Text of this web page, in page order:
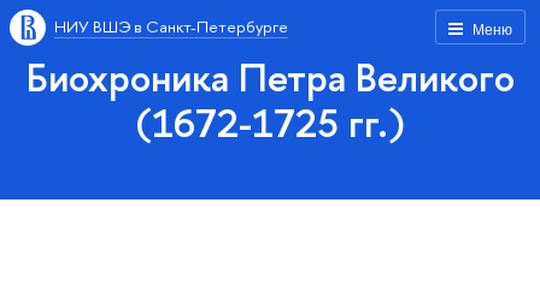
Меню
НИУ ВШЭ в Санкт-Петербурге
Биохроника Петра Великого
(1672-1725 гг.)